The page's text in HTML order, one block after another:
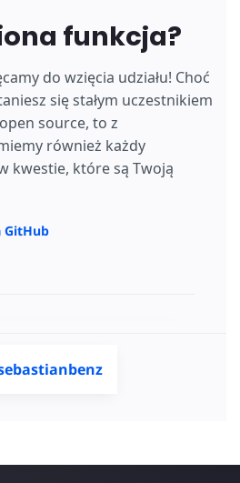
funkcja?
do wzięcia udziału! Choć
się stałym uczestnikiem
source, to z
również każdy
kwestie, które są Twoją
GitHub